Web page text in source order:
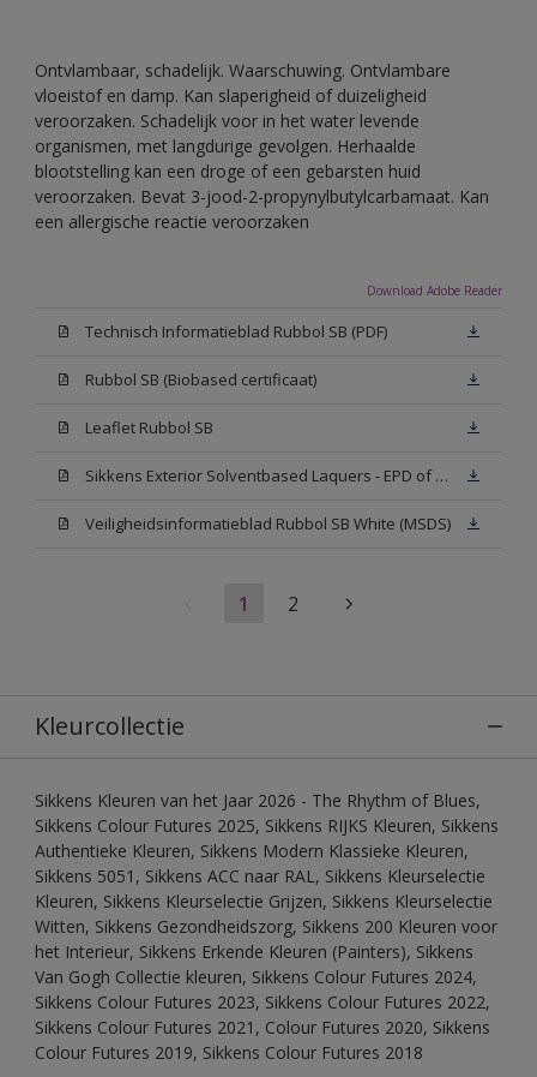
Ontvlambaar, schadelijk. Waarschuwing. Ontvlambare
vloeistof en damp. Kan slaperigheid of duizeligheid
veroorzaken. Schadelijk voor in het water levende
organismen, met langdurige gevolgen. Herhaalde
blootstelling kan een droge of een gebarsten huid
veroorzaken. Bevat 3-jood-2-propynylbutylcarbamaat. Kan
een allergische reactie veroorzaken
Download Adobe Reader
Technisch Informatieblad Rubbol SB (PDF)
Rubbol SB (Biobased certificaat)
Leaflet Rubbol SB
Sikkens Exterior Solventbased Laquers - EPD of Milieuproductverklaring
Veiligheidsinformatieblad Rubbol SB White (MSDS)
1 2
Kleurcollectie
Sikkens Kleuren van het Jaar 2026 - The Rhythm of Blues,
Sikkens Colour Futures 2025, Sikkens RIJKS Kleuren, Sikkens
Authentieke Kleuren, Sikkens Modern Klassieke Kleuren,
Sikkens 5051, Sikkens ACC naar RAL, Sikkens Kleurselectie
Kleuren, Sikkens Kleurselectie Grijzen, Sikkens Kleurselectie
Witten, Sikkens Gezondheidszorg, Sikkens 200 Kleuren voor
het Interieur, Sikkens Erkende Kleuren (Painters), Sikkens
Van Gogh Collectie kleuren, Sikkens Colour Futures 2024,
Sikkens Colour Futures 2023, Sikkens Colour Futures 2022,
Sikkens Colour Futures 2021, Colour Futures 2020, Sikkens
Colour Futures 2019, Sikkens Colour Futures 2018